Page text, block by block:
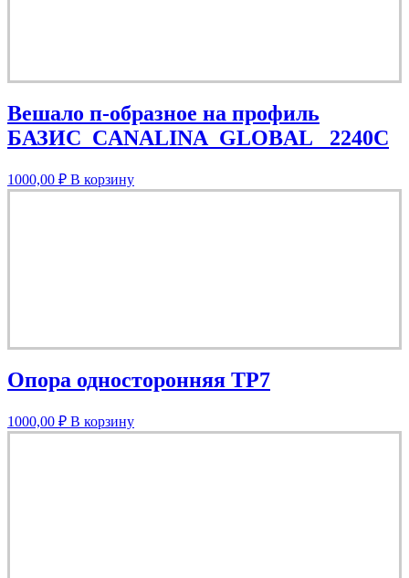
Вешало п-образное на профиль
БАЗИС_CANALINA_GLOBAL_ 2240C
1000,00 ₽ В корзину
Опора односторонняя TP7
1000,00 ₽ В корзину